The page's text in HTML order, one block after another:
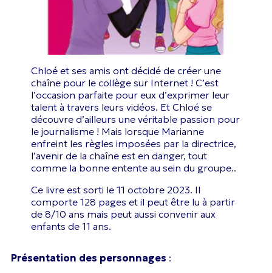
Chloé et ses amis ont décidé de créer une
chaîne pour le collège sur Internet ! C’est
l’occasion parfaite pour eux d’exprimer leur
talent à travers leurs vidéos. Et Chloé se
découvre d’ailleurs une véritable passion pour
le journalisme ! Mais lorsque Marianne
enfreint les règles imposées par la directrice,
l’avenir de la chaîne est en danger, tout
comme la bonne entente au sein du groupe..
Ce livre est sorti le 11 octobre 2023. Il
comporte 128 pages et il peut être lu à partir
de 8/10 ans mais peut aussi convenir aux
enfants de 11 ans.
Présentation des personnages :